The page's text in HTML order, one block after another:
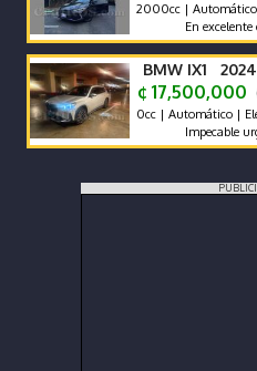
2000cc |
En excelente
BMW IX1 2024
¢ 17,500,000
0cc | Automático |
Impecable urge